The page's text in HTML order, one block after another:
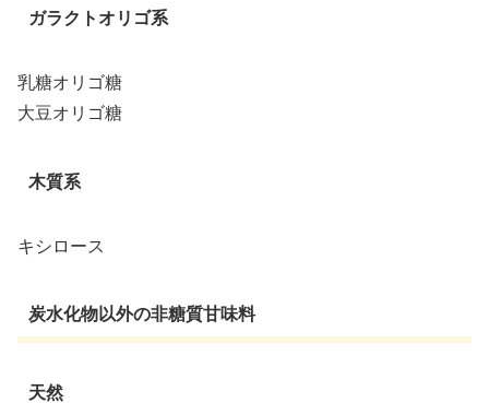
ガラクトオリゴ系
乳糖オリゴ糖
大豆オリゴ糖
木質系
キシロース
炭水化物以外の非糖質甘味料
天然